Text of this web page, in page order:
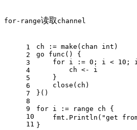
for-range读取 channel
1
2
3
4
5
6
7
8
9
10
11
ch := make ( chan int )
go
func ()
{
for i := 0 ; i < 10 ;
        ch <- i
    }
close (ch)
}()
for i := range
    fmt.Println(
"get
}